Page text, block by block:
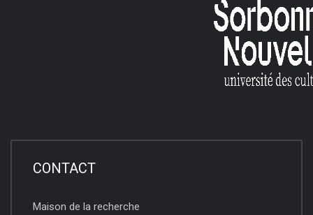
CONTACT
Maison de la recherche